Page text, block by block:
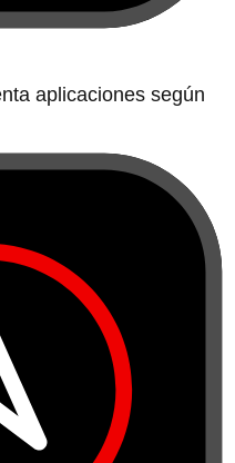
aplicaciones según